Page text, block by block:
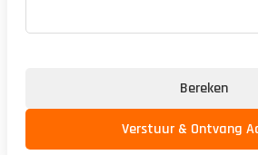
Bereken
Verstuur & Ontvang